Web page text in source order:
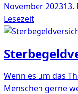
November 202313.
Lesezeit
Wenn es um das
Menschen gerne